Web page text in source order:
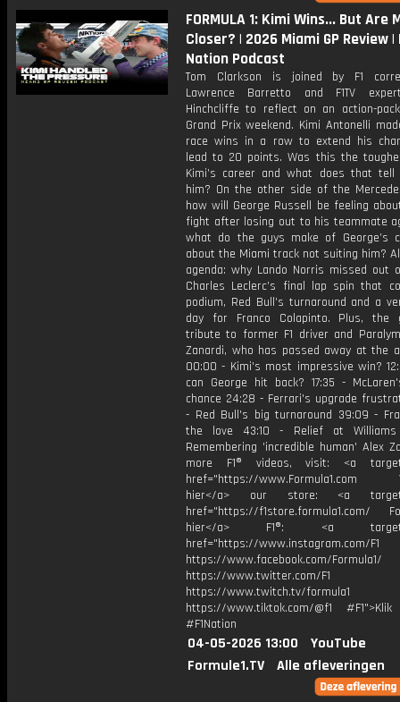
FORMULA 1: Kimi Wins... But Are
Closer? | 2026 Miami GP Review |
Nation Podcast
Tom Clarkson is joined by F1
Lawrence Barretto and F1TV
Hinchcliffe to reflect on an action-
Grand Prix weekend. Kimi Antonelli
race wins in a row to extend his
lead to 20 points. Was this the
Kimi’s career and what does that
him? On the other side of the
how will George Russell be feeling
fight after losing out to his teammate
what do the guys make of George’s
about the Miami track not suiting him?
agenda: why Lando Norris missed out
Charles Leclerc’s final lap spin that
podium, Red Bull’s turnaround and a
day for Franco Colapinto. Plus, the
tribute to former F1 driver and
Zanardi, who has passed away at the
00:00 - Kimi's most impressive win?
can George hit back? 17:35 -
chance 24:28 - Ferrari's upgrade
- Red Bull's big turnaround 39:09 -
the love 43:10 - Relief at
Remembering 'incredible human' Alex
more F1® videos, visit: <a
href="https://www.Formula1.com
hier</a> our store: <a
href="https://f1store.formula1.com/
hier</a> F1®: <a
href="https://www.instagram.com/F1
https://www.facebook.com/Formula1/
https://www.twitter.com/F1
https://www.twitch.tv/formula1
https://www.tiktok.com/@f1
#F1Nation
04-05-2026 13:00
YouTube
Formule1.TV
Alle afleveringen